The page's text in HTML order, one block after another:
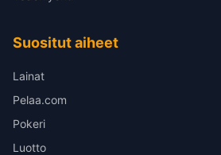
Suositut aiheet
Lainat
Pelaa.com
Pokeri
Luotto